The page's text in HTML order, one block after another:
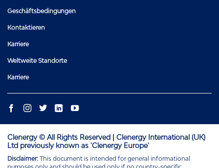
Geschäftsbedingungen
Kontaktieren
Karriere
Weltweite Standorte
Karriere
Clenergy © All Rights Reserved | Clenergy International (UK)
Ltd previously known as 'Clenergy Europe'
Disclaimer: This document is intended for general informational